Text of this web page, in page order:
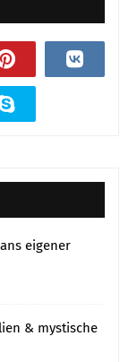
eigener
& mystische